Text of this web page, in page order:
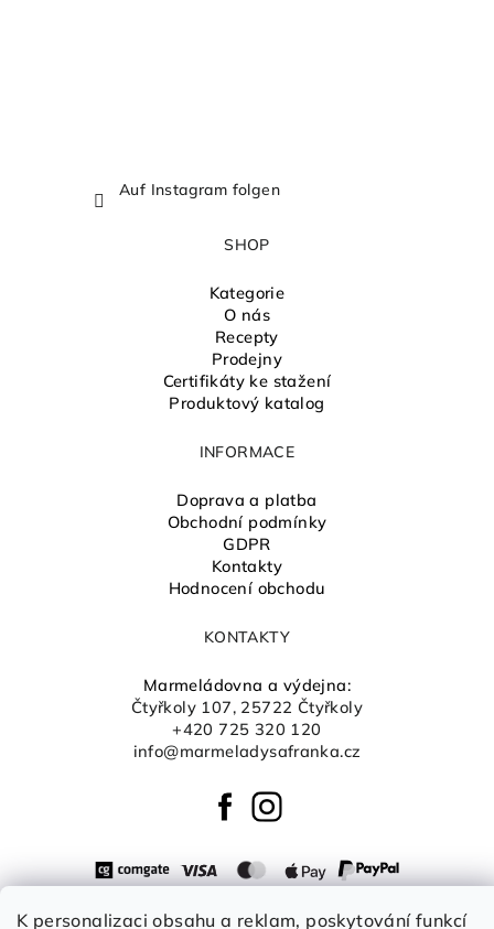
K personalizaci obsahu a reklam, poskytování funkcí
Auf Instagram folgen
SHOP
Kategorie
O nás
Recepty
Prodejny
Certifikáty ke stažení
Produktový katalog
INFORMACE
Doprava a platba
Obchodní podmínky
GDPR
Kontakty
Hodnocení obchodu
KONTAKTY
Marmeládovna a výdejna:
Čtyřkoly 107, 25722 Čtyřkoly
+420 725 320 120
info@marmeladysafranka.cz